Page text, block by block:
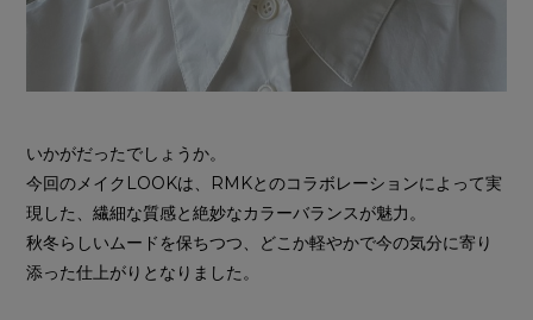
いかがだったでしょうか。
今回のメイクLOOKは、RMKとのコラボレーションによって実
現した、繊細な質感と絶妙なカラーバランスが魅力。
秋冬らしいムードを保ちつつ、どこか軽やかで今の気分に寄り
添った仕上がりとなりました。